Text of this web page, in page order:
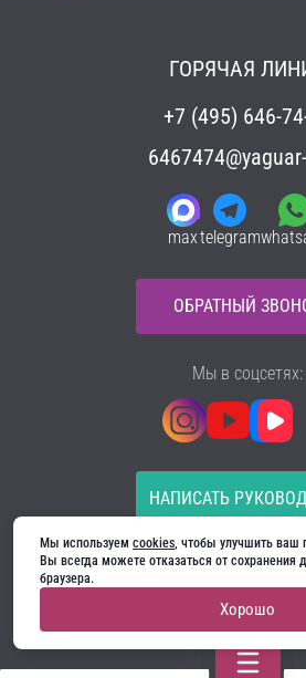
ГОРЯЧАЯ
+7 (495) 646-
maxtelegram
ОБРАТНЫЙ
НАПИСАТЬ
Все материалы на сайте
ООО «Ягуар-М» — входные и
Политика
Договор оферты
Cookie
Мы в соцсетях:
Мы используем cookies, чтобы улучшить ваш
Вы всегда можете отказаться от сохранения
браузера.
Хорошо